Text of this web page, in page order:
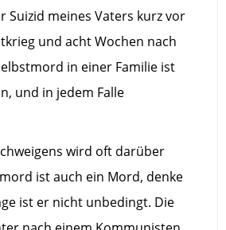
Suizid meines Vaters kurz vor
und acht Wochen nach
in einer Familie ist
und in jedem Falle
wird oft darüber
ist auch ein Mord, denke
ist er nicht unbedingt. Die